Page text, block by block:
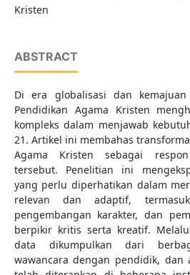
Kristen
ABSTRACT
Di era globalisasi dan
Pendidikan Agama Kristen
kompleks dalam menjawab
21. Artikel ini membahas
Agama Kristen sebagai
tersebut. Penelitian ini
yang perlu diperhatikan dalam
relevan dan adaptif,
pengembangan karakter, dan
berpikir kritis serta kreatif.
data dikumpulkan dari
wawancara dengan pendidik, dan